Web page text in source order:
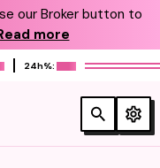
our Broker button to
more
24h%: